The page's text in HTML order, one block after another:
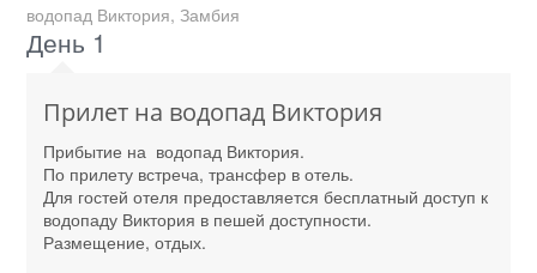
водопад Виктория, Замбия
День 1
Прилет на водопад Виктория
Прибытие на водопад Виктория.
По прилету встреча, трансфер в отель.
Для гостей отеля предоставляется бесплатный доступ к
водопаду Виктория в пешей доступности.
Размещение, отдых.